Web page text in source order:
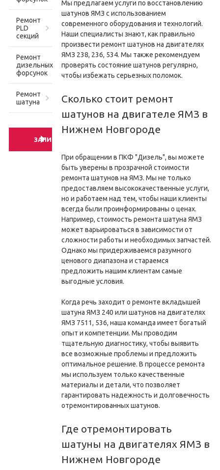
Мы предлагаем услуги по восстановлению
шатунов ЯМЗ с использованием
современного оборудования и технологий.
Наши специалисты знают, как правильно
произвести ремонт шатунов на двигателях
ЯМЗ 238, 236, 534. Мы также рекомендуем
проверять состояние шатунов регулярно,
чтобы избежать серьезных поломок.
Сколько стоит ремонт
шатунов на двигателе ЯМЗ в
Нижнем Новгороде
При обращении в ПКФ "Дизель", вы можете
быть уверены в прозрачной стоимости
ремонта шатунов на ЯМЗ. Мы не только
предоставляем высококачественные услуги,
но и работаем над тем, чтобы наши клиенты
всегда были проинформированы о ценах.
Например, стоимость ремонта шатуна ЯМЗ
может варьироваться в зависимости от
сложности работы и необходимых запчастей.
Однако мы придерживаемся разумного
ценового диапазона и стараемся
предложить нашим клиентам самые
выгодные условия.
Когда речь заходит о ремонте вкладышей
шатуна ЯМЗ 240 или шатунов на двигателях
ЯМЗ 7511, 536, наша команда имеет богатый
опыт и компетенции. Мы проводим
тщательную диагностику, чтобы выявить
все возможные проблемы и предложить
оптимальное решение. В процессе ремонта
мы используем только качественные
материалы и детали, что позволяет
гарантировать надежность и долговечность
отремонтированных шатунов.
Где отремонтировать
шатуны на двигателях ЯМЗ в
Нижнем Новгороде
Ремонт
PLD
секций
Ремонт
дизельных
форсунок
Ремонт
шатуна
ЗАПИСАТЬСЯ